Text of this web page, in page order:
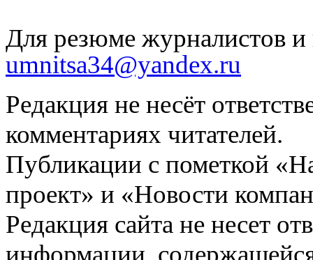
Для резюме журналистов и
umnitsa34@yandex.ru
Редакция не несёт
комментариях читателей.
Публикации с пометкой
проект» и «Новости
Редакция сайта не несет
информации,